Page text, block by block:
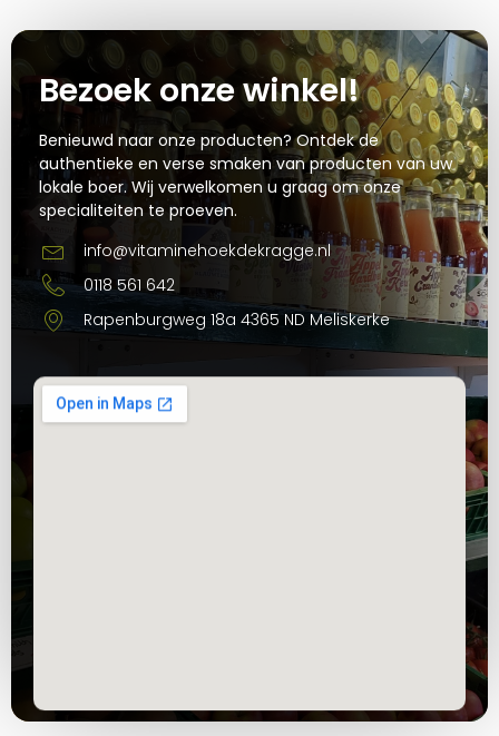
Bezoek onze winkel!
Benieuwd naar onze producten? Ontdek de
authentieke en verse smaken van producten van uw
lokale boer. Wij verwelkomen u graag om onze
specialiteiten te proeven.
info@vitaminehoekdekragge.nl
0118 561 642
Rapenburgweg 18a 4365 ND Meliskerke